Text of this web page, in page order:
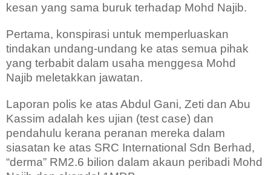
kesan yang sama buruk terhadap Mohd Najib.
Pertama, konspirasi untuk memperluaskan
tindakan undang-undang ke atas semua pihak
yang terbabit dalam usaha menggesa Mohd
Najib meletakkan jawatan.
Laporan polis ke atas Abdul Gani, Zeti dan Abu
Kassim adalah kes ujian (test case) dan
pendahulu kerana peranan mereka dalam
siasatan ke atas SRC International Sdn Berhad,
“derma” RM2.6 bilion dalam akaun peribadi Mohd